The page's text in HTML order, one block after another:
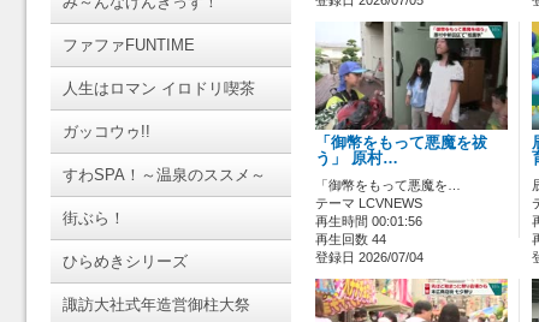
ファファFUNTIME
人生はロマン イロドリ喫茶
ガッコウゥ!!
すわSPA！～温泉のススメ～
街ぶら！
ひらめきシリーズ
諏訪大社式年造営御柱大祭
「御幣をもって悪魔を祓
う」 原村…
「御幣をもって悪魔を…
テーマ LCVNEWS
再生時間 00:01:56
再生回数 44
登録日 2026/07/04